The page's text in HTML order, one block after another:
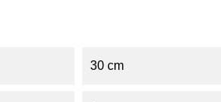
30 cm